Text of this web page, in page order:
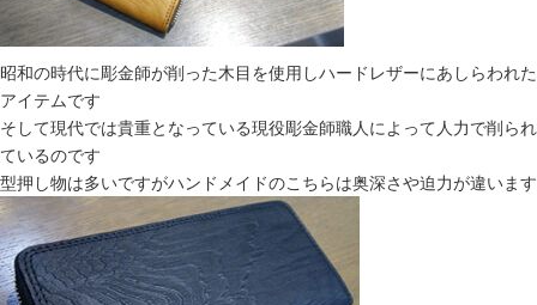
昭和の時代に彫金師が削った木目を使用しハードレザーにあしらわれた
アイテムです
そして現代では貴重となっている現役彫金師職人によって人力で削られ
ているのです
型押し物は多いですがハンドメイドのこちらは奥深さや迫力が違います